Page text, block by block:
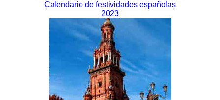
Calendario de festividades españolas
2023